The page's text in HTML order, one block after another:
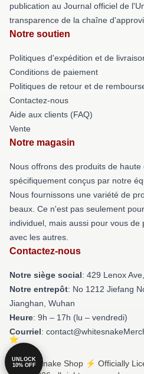
publication au Journal officiel de
transparence de la chaîne
Notre soutien
Politiques d'expédition et de
Conditions de paiement
Politiques de retour et de
Contactez-nous
Aide aux clients (FAQ)
Vente
Notre magasin
Nous offrons des produits de haute
spécifiquement conçus par notre
Nous fournissons une variété de
beaux. Ce n'est pas seulement
individuel, mais aussi pour vous
avec les autres.
Contactez-nous
Notre siège social: 429 Lenox
Notre entrepôt: No 1212 Jiefang
Jianghan, Wuhan
Heure: 9h – 17h (lu – vendredi)
Courriel:
© Whitesnake Shop ⚡️ Officially
UNLOCK
10% OFF